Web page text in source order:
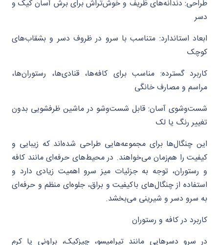
طراحی: دندانه‌های ظریف و خوش‌تراش برای برش آسان کیک و
دسر
ابعاد استاندارد: متناسب با سرو در ظروف دسر و بشقاب‌های
کوچک
کاربرد گسترده: مناسب برای کافه‌ها، قنادی‌ها، رستوران‌ها،
مراسم و مصارف خانگی
شست‌وشوی آسان: قابل شست‌وشو در ماشین ظرفشویی بدون
تغییر رنگ یا لک
این چنگال‌ها برای مجموعه‌هایی طراحی شده‌اند که زیبایی و
کیفیت را هم‌زمان می‌خواهند. در محیط‌های حرفه‌ای مانند کافه
و رستوران، توجه به جزئیات میز سرو اهمیت زیادی دارد و
استفاده از چنگال‌های باکیفیت و براق، جلوه‌ای منظم و حرفه‌ای
به سرو دسر و شیرینی می‌بخشد.
کاربرد در کافه و رستوران
در سرو دسرهایی مانند تیرامیسو، چیزکیک، براونی یا کرم